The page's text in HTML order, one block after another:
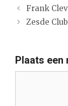
Frank
Zesde
Plaats een